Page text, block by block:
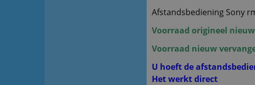
Afstandsbediening Sony
Voorraad origineel
Voorraad nieuw
U hoeft de
Het werkt direct